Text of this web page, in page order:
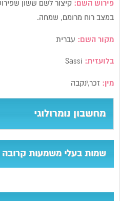
פירוש השם: קיצור לשם ששון
במצב רוח מרומם, שמחה.
מקור השם: עברית
בלועזית:
מין: זכר\נקבה
מחשבון נומרולוגי
שמות בעלי משמעות קרובה